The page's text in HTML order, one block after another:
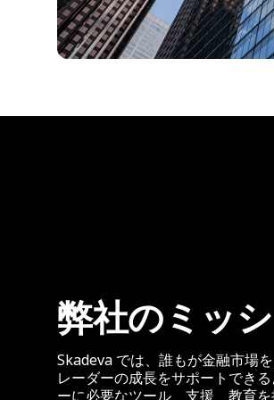
弊社のミッ
Skadeva では、誰もが金融市場
レーダーの成長をサポートでき
ーに必要なツール、支援、教育